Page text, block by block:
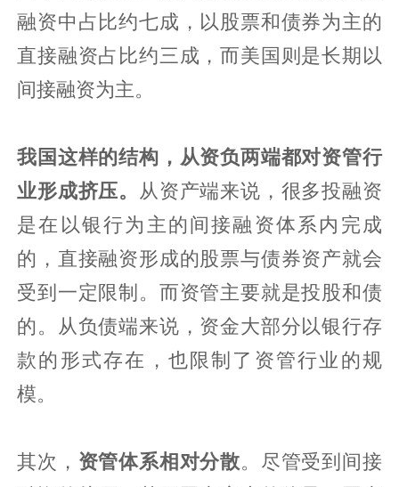
融资中占比约七成，以股票和债券为主的
直接融资占比约三成，而美国则是长期以
间接融资为主。
我国这样的结构，从资负两端都对资管行
业形成挤压。 从资产端来说，很多投融资
是在以银行为主的间接融资体系内完成
的，直接融资形成的股票与债券资产就会
受到一定限制。而资管主要就是投股和债
的。从负债端来说，资金大部分以银行存
款的形式存在，也限制了资管行业的规
模。
其次， 资管体系相对分散。尽管受到间接